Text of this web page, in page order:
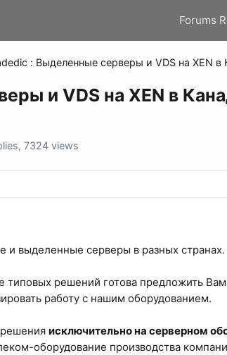
Forums
: Выделенные серверы и VDS на XEN
и VDS на XEN в
7324 views
и выделенные серверы в разных странах.
решений готова предложить
работу с нашим оборудованием.
исключительно на серверном
оборудование производства